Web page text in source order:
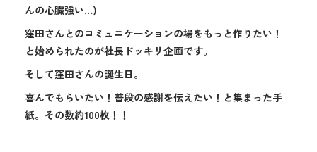
んの心臓強い…)
窪田さんとのコミュニケーションの場をもっと作りたい！
と始められたのが社長ドッキリ企画です。
そして窪田さんの誕生日。
喜んでもらいたい！普段の感謝を伝えたい！と集まった手
紙。その数約100枚！！